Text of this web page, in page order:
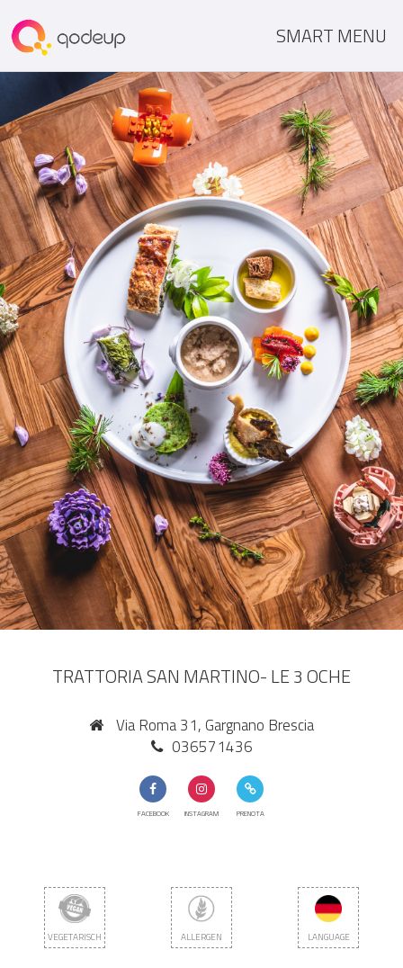
SMART MENU
TRATTORIA SAN MARTINO- LE 3 OCHE
Via Roma 31, Gargnano Brescia
036571436
FACEBOOK INSTAGRAM PRENOTA
VEGETARISCH ALLERGEN LANGUAGE